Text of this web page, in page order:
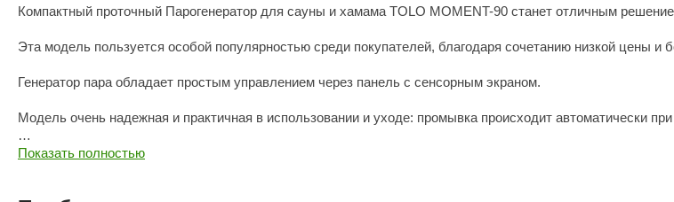
Компактный проточный Парогенератор для сауны и хамама TOLO MOMENT-90 станет отличным
Эта модель пользуется особой популярностью среди покупателей, благодаря сочетанию низкой цены и
Генератор пара обладает простым управлением через панель с сенсорным экраном.
Модель очень надежная и практичная в использовании и уходе: промывка происходит автоматически
Парогенератор не только максимально компактен, он еще и экономно потребляет электроэнергию.
Показать полностью